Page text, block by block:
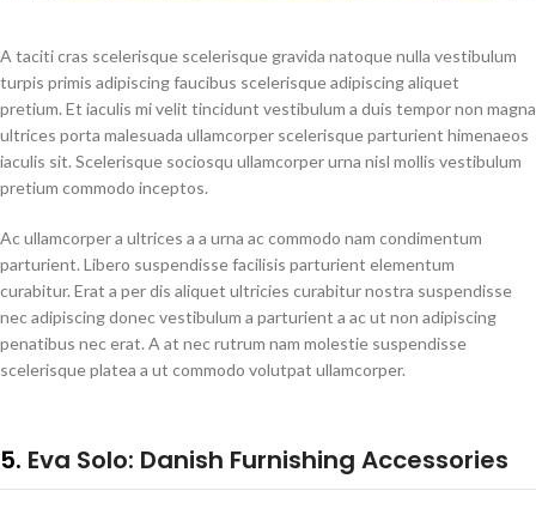
A taciti cras scelerisque scelerisque gravida natoque nulla vestibulum
turpis primis adipiscing faucibus scelerisque adipiscing aliquet
pretium. Et iaculis mi velit tincidunt vestibulum a duis tempor non magna
ultrices porta malesuada ullamcorper scelerisque parturient himenaeos
iaculis sit. Scelerisque sociosqu ullamcorper urna nisl mollis vestibulum
pretium commodo inceptos.
Ac ullamcorper a ultrices a a urna ac commodo nam condimentum
parturient. Libero suspendisse facilisis parturient elementum
curabitur. Erat a per dis aliquet ultricies curabitur nostra suspendisse
nec adipiscing donec vestibulum a parturient a ac ut non adipiscing
penatibus nec erat. A at nec rutrum nam molestie suspendisse
scelerisque platea a ut commodo volutpat ullamcorper.
5. Eva Solo: Danish Furnishing Accessories